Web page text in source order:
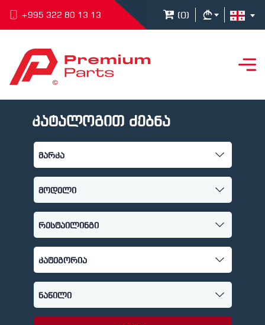
+995 322 80 13 13 (0)
კატალოგით ძებნა